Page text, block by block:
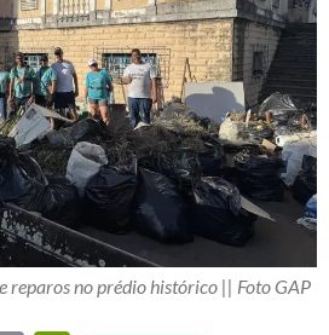
reparos no prédio histórico || Foto GAP